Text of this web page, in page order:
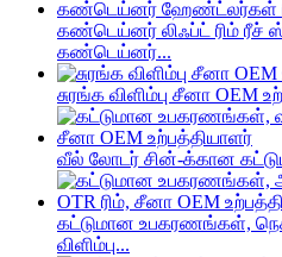
கண்டெய்னர் லிஃப்ட் ரிம் ரீச்
கண்டெய்னர்...
சுரங்க விளிம்பு சீனா OEM
வீல் லோடர் சின்-க்கான
கட்டுமான உபகரணங்கள்,
விளிம்பு...